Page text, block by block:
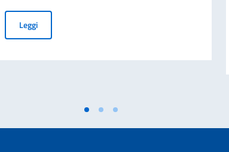
LeggiCessazione della validità della carta d’identità